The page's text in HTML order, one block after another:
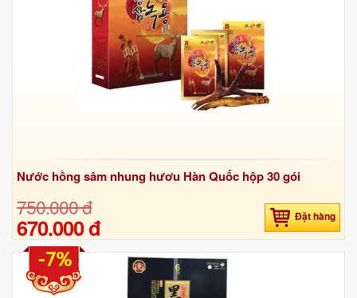
Nước hồng sâm nhung hươu Hàn Quốc hộp 30 gói
750.000 đ
670.000 đ Đặt hàng
-7%